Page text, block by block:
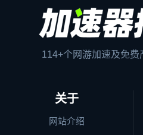
114+个网游加速及免
关于
网站介绍